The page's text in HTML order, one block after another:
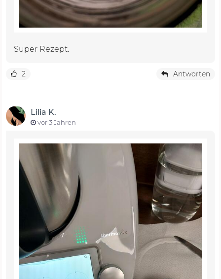
Super Rezept.
2 Antworten
Lilia K.
vor 3 Jahren